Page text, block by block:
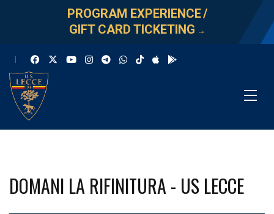
PROGRAM EXPERIENCE/
GIFT CARD TICKETING →
DOMANI LA RIFINITURA - US LECCE